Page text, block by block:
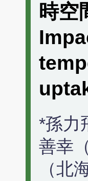
時空
*孫力
善幸
（北